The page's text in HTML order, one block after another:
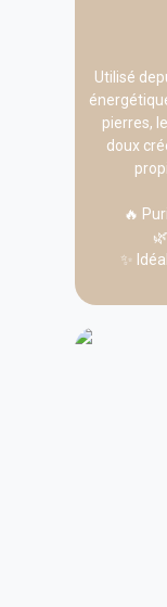
Utilisé
pierres,
doux
🔥
✨